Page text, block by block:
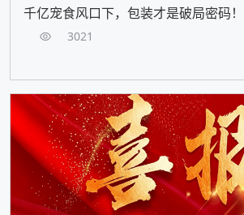
千亿宠食风口下，包装才是破局密码！
3021